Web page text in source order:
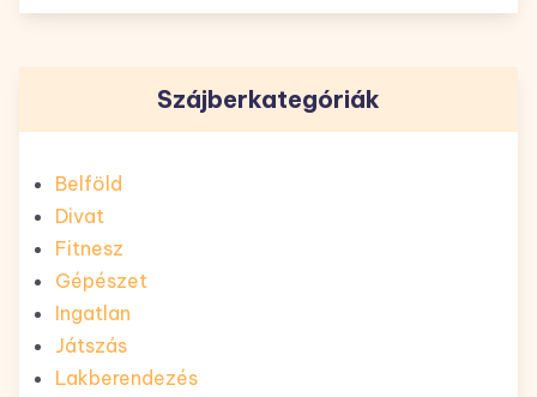
Szájberkategóriák
Belföld
Divat
Fitnesz
Gépészet
Ingatlan
Játszás
Lakberendezés